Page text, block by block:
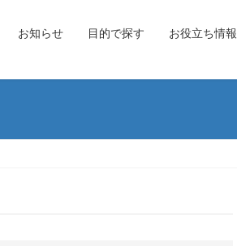
お知らせ 目的で探す お役立ち情報